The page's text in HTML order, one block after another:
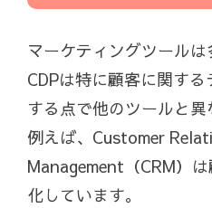
マーケティングツールは
CDPは特に顧客に関す
する点で他のツールと異
例えば、Customer
Management（CRM）
化しています。